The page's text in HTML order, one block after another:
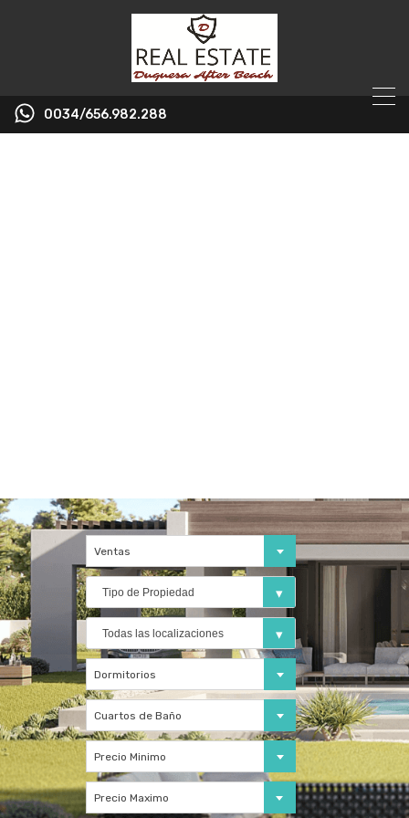
0034/656.982.288
Ventas
Tipo de Propiedad
Todas las localizaciones
Dormitorios
Cuartos de Baño
Precio Minimo
Precio Maximo